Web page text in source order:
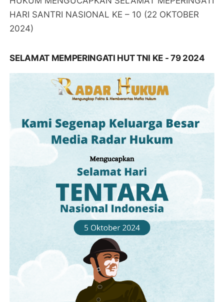
HARI SANTRI NASIONAL KE – 10 (22 OKTOBER
2024)
SELAMAT MEMPERINGATI HUT TNI KE - 79 2024